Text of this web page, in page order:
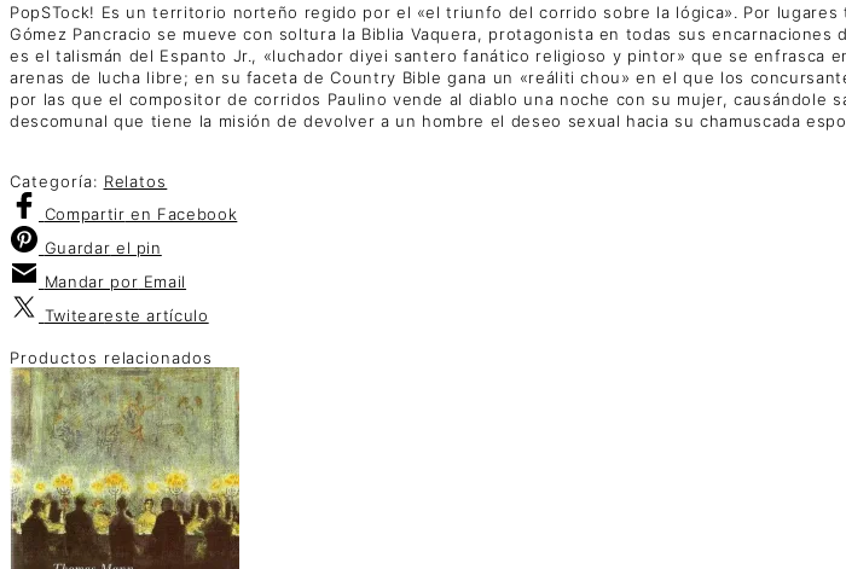
PopSTock! Es un territorio norteño regido por el «el triunfo del corrido sobre la lógica». Por
Gómez Pancracio se mueve con soltura la Biblia Vaquera, protagonista en todas sus
es el talismán del Espanto Jr., «luchador diyei santero fanático religioso y pintor» que se enfrasca
arenas de lucha libre; en su faceta de Country Bible gana un «reáliti chou» en el que los
por las que el compositor de corridos Paulino vende al diablo una noche con su mujer, causándole
descomunal que tiene la misión de devolver a un hombre el deseo sexual hacia su chamuscada
Categoría: Relatos
Compartir en Facebook
Guardar el pin
Mandar por Email
Twiteareste artículo
Productos relacionados